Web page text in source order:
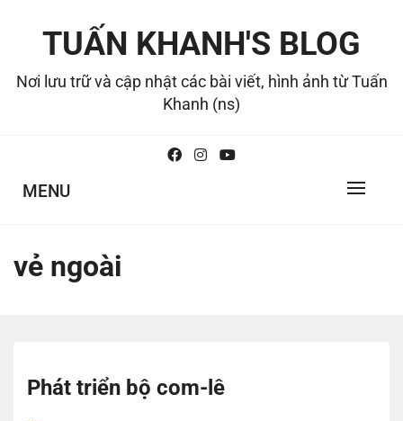
TUẤN KHANH'S BLOG
Nơi lưu trữ và cập nhật các bài viết, hình ảnh từ Tuấn
Khanh (ns)
MENU
vẻ ngoài
Phát triển bộ com-lê